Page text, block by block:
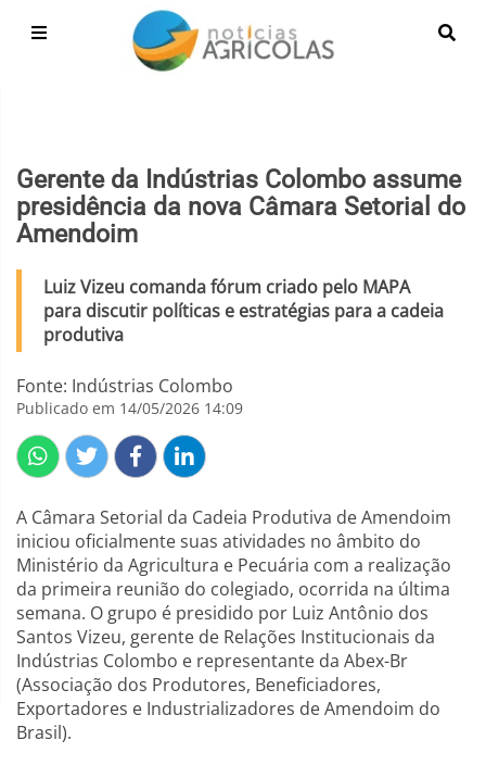
Gerente da Indústrias Colombo assume
presidência da nova Câmara Setorial do
Amendoim
Luiz Vizeu comanda fórum criado pelo MAPA
para discutir políticas e estratégias para a cadeia
produtiva
Fonte: Indústrias Colombo
Publicado em 14/05/2026 14:09
A Câmara Setorial da Cadeia Produtiva de Amendoim
iniciou oficialmente suas atividades no âmbito do
Ministério da Agricultura e Pecuária com a realização
da primeira reunião do colegiado, ocorrida na última
semana. O grupo é presidido por Luiz Antônio dos
Santos Vizeu, gerente de Relações Institucionais da
Indústrias Colombo e representante da Abex-Br
(Associação dos Produtores, Beneficiadores,
Exportadores e Industrializadores de Amendoim do
Brasil).